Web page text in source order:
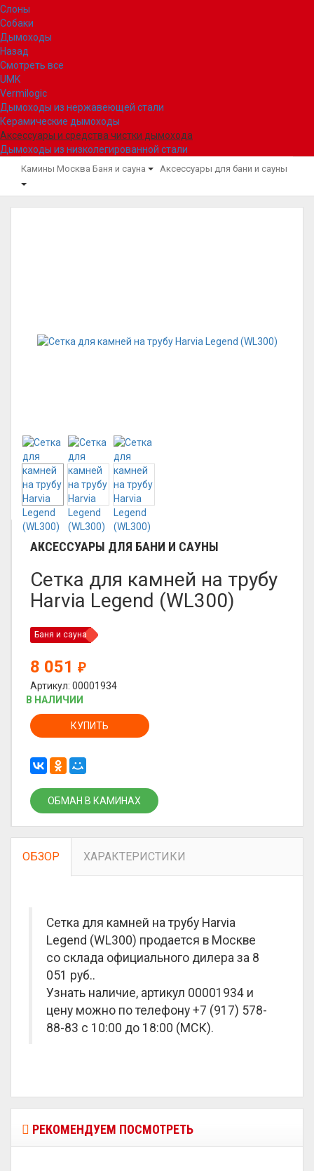
Слоны
Собаки
Дымоходы
Назад
Смотреть все
UMK
Vermilogic
Дымоходы из нержавеющей стали
Керамические дымоходы
Аксессуары и средства чистки дымохода
Дымоходы из низколегированной стали
Камины Москва Баня и сауна Аксессуары для бани и сауны
АКСЕССУАРЫ ДЛЯ БАНИ И САУНЫ
Сетка для камней на трубу
Harvia Legend (WL300)
Баня и сауна
8 051 ₽
Артикул: 00001934
В НАЛИЧИИ
КУПИТЬ
ОБМАН В КАМИНАХ
ОБЗОР ХАРАКТЕРИСТИКИ
Сетка для камней на трубу Harvia
Legend (WL300) продается в Москве
со склада официального дилера за 8
051 руб..
Узнать наличие, артикул 00001934 и
цену можно по телефону +7 (917) 578-
88-83 с 10:00 до 18:00 (МСК).
РЕКОМЕНДУЕМ ПОСМОТРЕТЬ